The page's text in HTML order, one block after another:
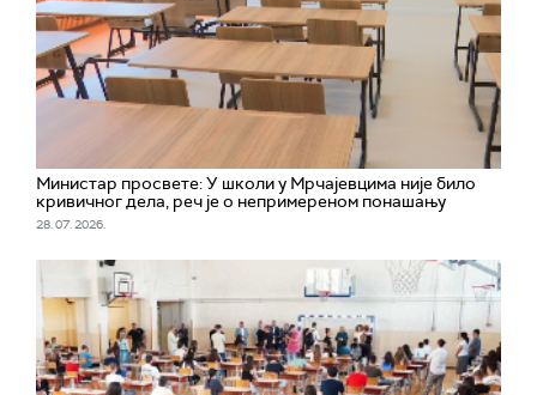
Министар просвете: У школи у Мрчајевцима није било
кривичног дела, реч је о непримереном понашању
28. 07. 2026.